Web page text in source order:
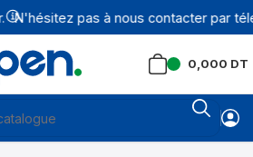
N'hésitez pas à nous contacter par
0,000 DT